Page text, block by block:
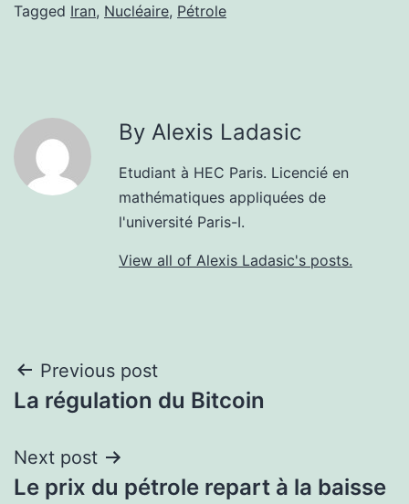
Tagged Iran, Nucléaire, Pétrole
By Alexis Ladasic
Etudiant à HEC Paris. Licencié en
mathématiques appliquées de
l'université Paris-I.
View all of Alexis Ladasic's posts.
Post
navigation
Previous post
La régulation du Bitcoin
Next post
Le prix du pétrole repart à la baisse